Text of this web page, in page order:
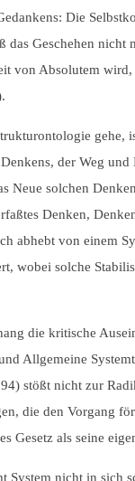
Die
Geschehen
von Absolutem
der Weg
Neue solchen
Denken,
abhebt von einem
wobei solche
die kritische
Allgemeine
stößt nicht zur
die den Vorgang
Gesetz als seine
System nicht in